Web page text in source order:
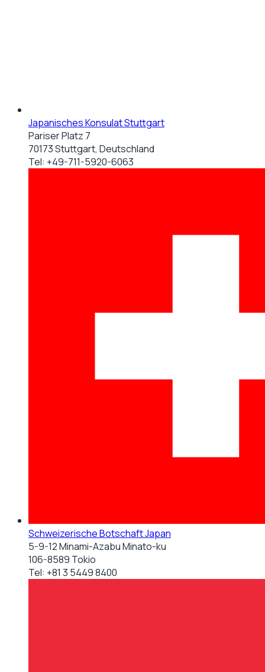
Japanisches Konsulat Stuttgart
Pariser Platz 7
70173 Stuttgart, Deutschland
Tel: +49-711-5920-6063
Schweizerische Botschaft Japan
5-9-12 Minami-Azabu Minato-ku
106-8589 Tokio
Tel: +81 3 5449 8400